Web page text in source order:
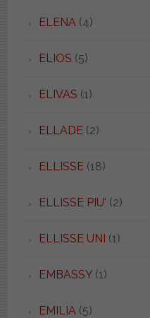
ELENA (4)
ELIOS (5)
ELIVAS (1)
ELLADE(2)
ELLISSE(18)
ELLISSE PIU' (2)
ELLISSE UNI (1)
EMBASSY(1)
EMILIA (5)